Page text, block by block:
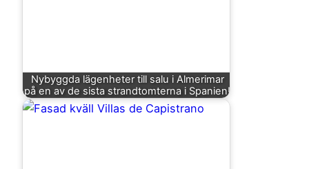
Nybyggda lägenheter till salu i Almerimar
på en av de sista strandtomterna i Spanien!